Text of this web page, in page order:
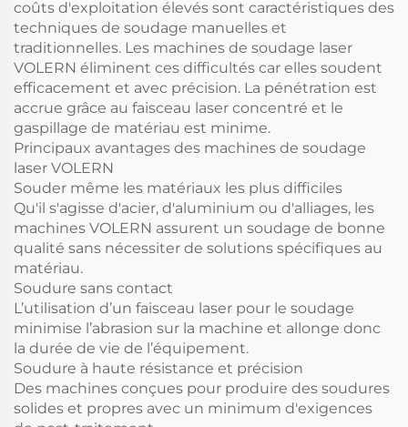
coûts d'exploitation élevés sont caractéristiques des
techniques de soudage manuelles et
traditionnelles. Les machines de soudage laser
VOLERN éliminent ces difficultés car elles soudent
efficacement et avec précision. La pénétration est
accrue grâce au faisceau laser concentré et le
gaspillage de matériau est minime.
Principaux avantages des machines de soudage
laser VOLERN
Souder même les matériaux les plus difficiles
Qu'il s'agisse d'acier, d'aluminium ou d'alliages, les
machines VOLERN assurent un soudage de bonne
qualité sans nécessiter de solutions spécifiques au
matériau.
Soudure sans contact
L’utilisation d’un faisceau laser pour le soudage
minimise l’abrasion sur la machine et allonge donc
la durée de vie de l’équipement.
Soudure à haute résistance et précision
Des machines conçues pour produire des soudures
solides et propres avec un minimum d'exigences